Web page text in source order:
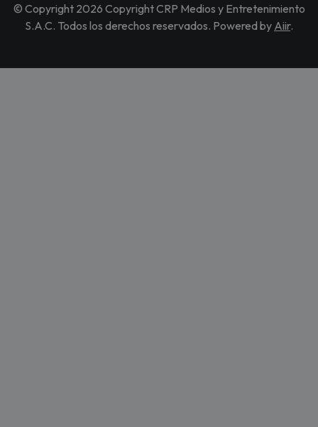
© Copyright 2026 Copyright CRP Medios y Entretenimiento
S.A.C. Todos los derechos reservados. Powered by Aiir.